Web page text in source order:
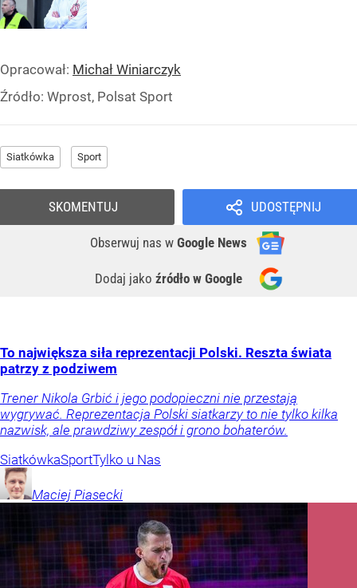
Opracował: Michał Winiarczyk
Źródło: Wprost, Polsat Sport
Siatkówka Sport
UDOSTĘPNIJ
Obserwuj nas w Google News
Dodaj jako źródło w Google
SKOMENTUJ
To największa siła reprezentacji Polski. Reszta świata
patrzy z podziwem
Trener Nikola Grbić i jego podopieczni nie przestają
wygrywać. Reprezentacja Polski siatkarzy to nie tylko kilka
nazwisk, ale prawdziwy zespół i grono bohaterów.
SiatkówkaSportTylko u Nas
Maciej Piasecki